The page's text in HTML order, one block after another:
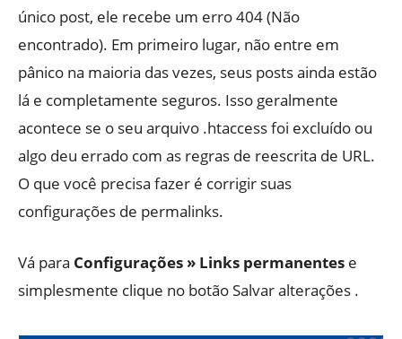
único post, ele recebe um erro 404 (Não
encontrado). Em primeiro lugar, não entre em
pânico na maioria das vezes, seus posts ainda estão
lá e completamente seguros. Isso geralmente
acontece se o seu arquivo .htaccess foi excluído ou
algo deu errado com as regras de reescrita de URL.
O que você precisa fazer é corrigir suas
configurações de permalinks.
Vá para Configurações » Links permanentes e
simplesmente clique no botão Salvar alterações .